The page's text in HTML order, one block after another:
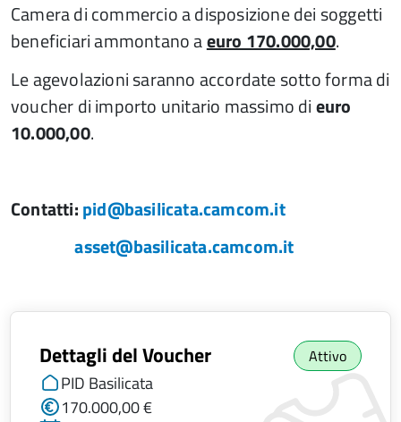
Camera di commercio a disposizione dei soggetti
beneficiari ammontano aeuro 170.000,00.
Le agevolazioni saranno accordate sotto forma di
voucher di importo unitario massimo dieuro
10.000,00.
Contatti:pid@basilicata.camcom.it
asset@basilicata.camcom.it
Dettagli del Voucher Attivo
PID Basilicata
170.000,00 €